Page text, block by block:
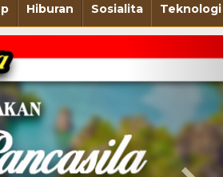
Hiburan Sosialita Teknologi